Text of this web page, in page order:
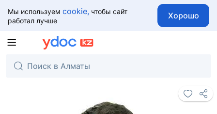
Мы используем cookie, чтобы сайт
работал лучше
Хорошо